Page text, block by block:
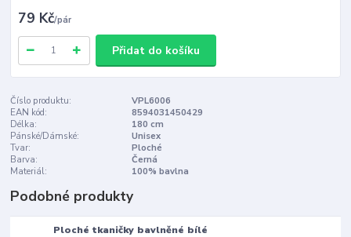
79 Kč/pár
Přidat do košíku
Číslo produktu:
VPL6006
EAN kód:
8594031450429
Délka:
180 cm
Pánské/Dámské:
Unisex
Tvar:
Ploché
Barva:
Černá
Materiál:
100% bavlna
Podobné produkty
Ploché tkaničky bavlněné bílé